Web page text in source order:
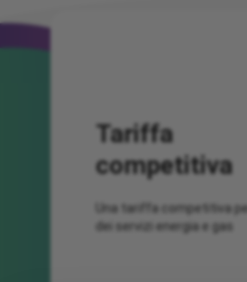
Tariffa
competitiva
Una tariffa competitiva
dei servizi energia e gas